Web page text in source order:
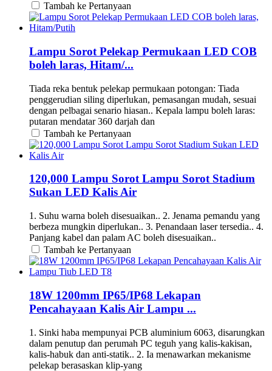
Tambah ke Pertanyaan
Lampu Sorot Pelekap Permukaan LED COB
boleh laras, Hitam/...
Tiada reka bentuk pelekap permukaan potongan: Tiada
penggerudian siling diperlukan, pemasangan mudah, sesuai
dengan pelbagai senario hiasan.. Kepala lampu boleh laras:
putaran mendatar 360 darjah dan
Tambah ke Pertanyaan
120,000 Lampu Sorot Lampu Sorot Stadium
Sukan LED Kalis Air
1. Suhu warna boleh disesuaikan.. 2. Jenama pemandu yang
berbeza mungkin diperlukan.. 3. Penandaan laser tersedia.. 4.
Panjang kabel dan palam AC boleh disesuaikan..
Tambah ke Pertanyaan
18W 1200mm IP65/IP68 Lekapan
Pencahayaan Kalis Air Lampu ...
1. Sinki haba mempunyai PCB aluminium 6063, disarungkan
dalam penutup dan perumah PC teguh yang kalis-kakisan,
kalis-habuk dan anti-statik.. 2. Ia menawarkan mekanisme
pelekap berasaskan klip-yang